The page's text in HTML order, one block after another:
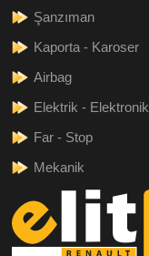
Şanzıman
Kaporta - Karoser
Airbag
Elektrik - Elektronik
Far - Stop
Mekanik